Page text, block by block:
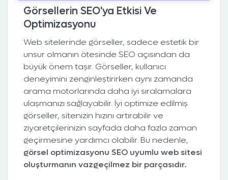
Görsellerin SEO'ya Etkisi Ve
Optimizasyonu
Web sitelerinde görseller, sadece estetik bir
unsur olmanın ötesinde SEO açısından da
büyük önem taşır. Görseller, kullanıcı
deneyimini zenginleştirirken aynı zamanda
arama motorlarında daha iyi sıralamalara
ulaşmanızı sağlayabilir. İyi optimize edilmiş
görseller, sitenizin hızını artırabilir ve
ziyaretçilerinizin sayfada daha fazla zaman
geçirmesine yardımcı olabilir. Bu nedenle,
görsel optimizasyonu SEO uyumlu web sitesi
oluşturmanın vazgeçilmez bir parçasıdır.